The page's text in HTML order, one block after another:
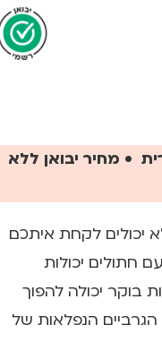
• מחיר יבואן ללא
לקחת איתכם
חתולים יכולות
בוקר יכולה להפוך
הנפלאות של